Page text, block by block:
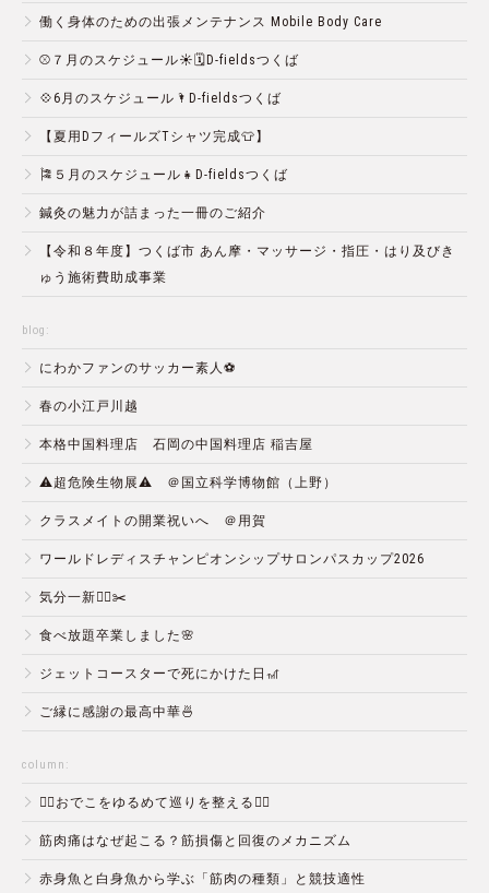
働く身体のための出張メンテナンス Mobile Body Care
⚾️７月のスケジュール☀️🗓D-fieldsつくば
💠6月のスケジュール🌂D-fieldsつくば
【夏用DフィールズTシャツ完成👕】
🎏５月のスケジュール👧D-fieldsつくば
鍼灸の魅力が詰まった一冊のご紹介
【令和８年度】つくば市 あん摩・マッサージ・指圧・はり及びき
ゅう施術費助成事業
blog:
にわかファンのサッカー素人⚽️
春の小江戸川越
本格中国料理店 石岡の中国料理店 稲吉屋
⚠️超危険生物展⚠️ ＠国立科学博物館（上野）
クラスメイトの開業祝いへ ＠用賀
ワールドレディスチャンピオンシップサロンパスカップ2026
気分一新💇‍♂️✂️
食べ放題卒業しました🌸
ジェットコースターで死にかけた日🎢
ご縁に感謝の最高中華🍜
column:
💆‍♀️おでこをゆるめて巡りを整える💆‍♂️
筋肉痛はなぜ起こる？筋損傷と回復のメカニズム
赤身魚と白身魚から学ぶ「筋肉の種類」と競技適性